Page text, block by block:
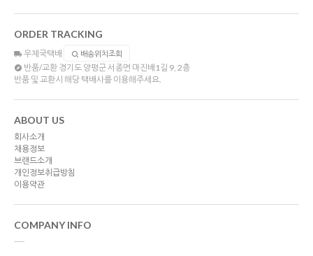
ORDER TRACKING
우체국택배 배송위치조회
반품/교환 경기도 양평군 서종면 마진배1길 9, 2층
반품 및 교환시 해당 택배사를 이용해주세요.
ABOUT US
회사소개
채용정보
브랜드소개
개인정보취급방침
이용약관
COMPANY INFO